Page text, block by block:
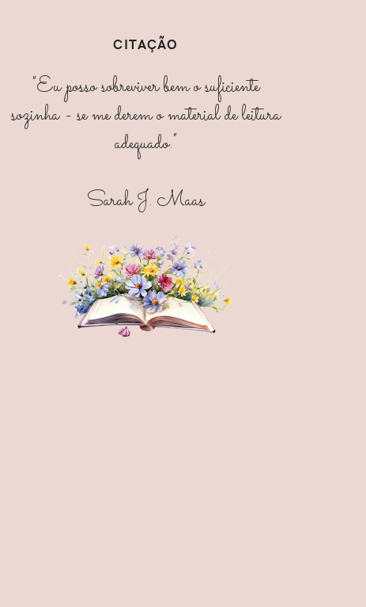
CITAÇÃO
"Eu posso sobreviver bem o suficiente
sozinha - se me derem o material de leitura
adequado."
Sarah J. Maas